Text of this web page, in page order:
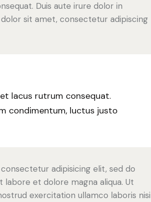
Duis aute irure dolor in
sit amet, consectetur adipiscing
lacus rutrum consequat.
condimentum, luctus justo
adipisicing elit, sed do
et dolore magna aliqua. Ut
exercitation ullamco laboris nisi